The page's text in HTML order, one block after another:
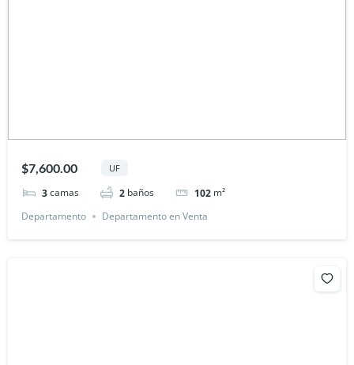
$7,600.00 UF
3camas 2 baños 102 m²
Departamento
Departamento en Venta